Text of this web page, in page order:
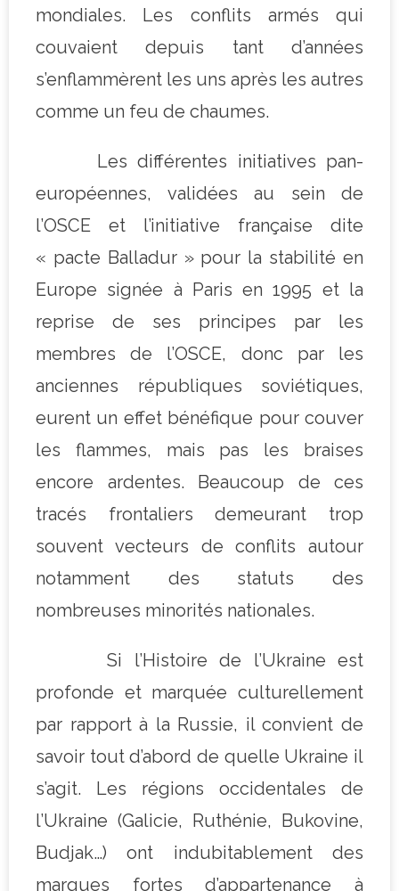
mondiales. Les conflits armés qui
couvaient depuis tant d’années
s’enflammèrent les uns après les autres
comme un feu de chaumes.
Les différentes initiatives pan-
européennes, validées au sein de
l’OSCE et l’initiative française dite
« pacte Balladur » pour la stabilité en
Europe signée à Paris en 1995 et la
reprise de ses principes par les
membres de l’OSCE, donc par les
anciennes républiques soviétiques,
eurent un effet bénéfique pour couver
les flammes, mais pas les braises
encore ardentes. Beaucoup de ces
tracés frontaliers demeurant trop
souvent vecteurs de conflits autour
notamment des statuts des
nombreuses minorités nationales.
Si l’Histoire de l’Ukraine est
profonde et marquée culturellement
par rapport à la Russie, il convient de
savoir tout d’abord de quelle Ukraine il
s’agit. Les régions occidentales de
l’Ukraine (Galicie, Ruthénie, Bukovine,
Budjak…) ont indubitablement des
marques fortes d’appartenance à